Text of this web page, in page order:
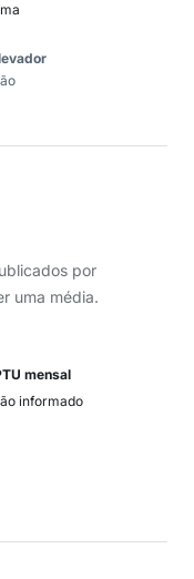
por
uma média.
mensal
informado